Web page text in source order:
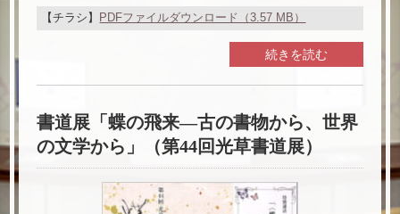
【チラシ】 PDFファイルダウンロード（3.57 MB）
続きを読む
書道展「蝶の飛来―古の書物から、世界
の文学から」（第44回光草書道展）